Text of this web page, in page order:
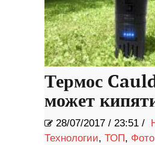
Термос
может
28/07/2017 / 23:51 /
Технологии, ТОП, Фото